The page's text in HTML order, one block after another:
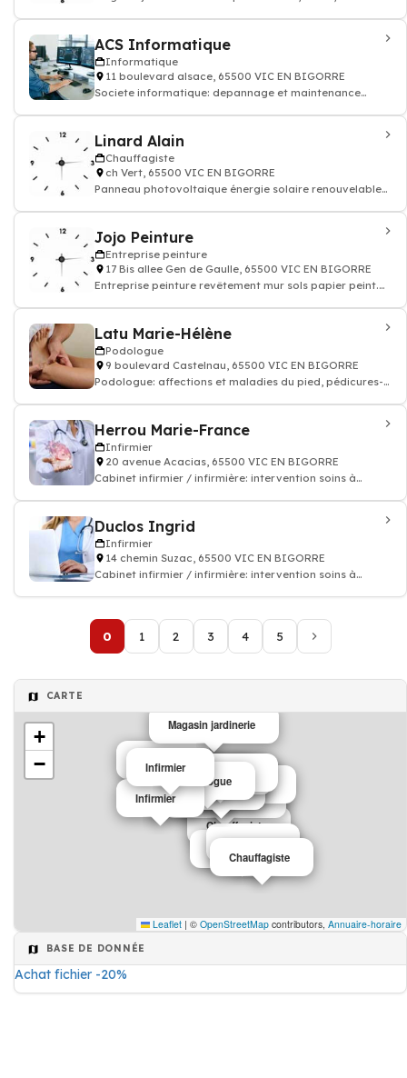
ACS Informatique
Informatique
11 boulevard alsace, 65500 VIC EN BIGORRE
Societe informatique: depannage et maintenance
Linard Alain
Chauffagiste
ch Vert, 65500 VIC EN BIGORRE
Panneau photovoltaique énergie solaire renouvelable
Jojo Peinture
Entreprise peinture
17 Bis allee Gen de Gaulle, 65500 VIC EN BIGORRE
Entreprise peinture revêtement mur sols papier peint.
Latu Marie-Hélène
Podologue
9 boulevard Castelnau, 65500 VIC EN BIGORRE
Podologue: affections et maladies du pied, pédicures-
Herrou Marie-France
Infirmier
20 avenue Acacias, 65500 VIC EN BIGORRE
Cabinet infirmier / infirmière: intervention soins à
Duclos Ingrid
Infirmier
14 chemin Suzac, 65500 VIC EN BIGORRE
Cabinet infirmier / infirmière: intervention soins à
0 1 2 3 4 5
CARTE
Magasin de sport
Chauffagiste
Chauffagiste
Chauffagiste
Meuble antiquité
Maisons de quartier
Imprimerie
Electricien
Electricien
maçon
maçon
Magasin jardinerie
Informatique
Chauffagiste
Entreprise peinture
Podologue
Infirmier
Infirmier
+
−
Leaflet | © OpenStreetMap contributors, Annuaire-horaire
BASE DE DONNÉE
Achat fichier -20%